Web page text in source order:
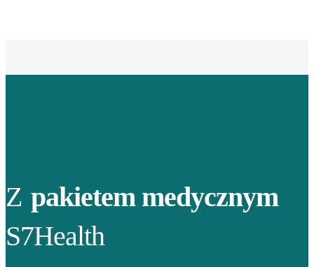
Z pakietem medycznym
S7Health